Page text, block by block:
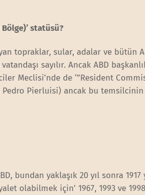
statüsü?
topraklar, sular, adalar ve bütün
sayılır. Ancak ABD
Meclisi’nde de ‘”Resident
Pierluisi) ancak bu temsilcinin
bundan yaklaşık 20 yıl sonra
olabilmek için’ 1967, 1993 ve